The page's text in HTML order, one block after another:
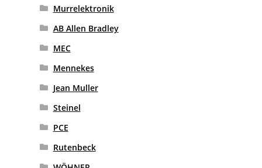
Murrelektronik
AB Allen Bradley
MEC
Mennekes
Jean Muller
Steinel
PCE
Rutenbeck